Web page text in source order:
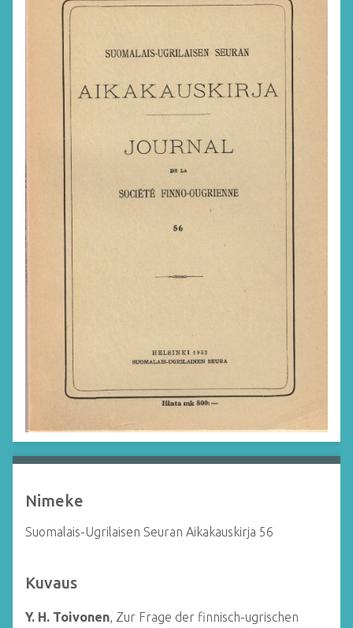
Nimeke
Suomalais-Ugrilaisen Seuran Aikakauskirja 56
Kuvaus
Y. H. Toivonen, Zur Frage der finnisch-ugrischen